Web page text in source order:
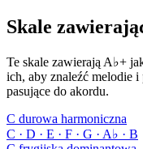
Skale
Te skale zawierają A♭+
ich, aby znaleźć melodie
pasujące do akordu.
C durowa harmoniczna
C · D · E · F · G · A♭ · B